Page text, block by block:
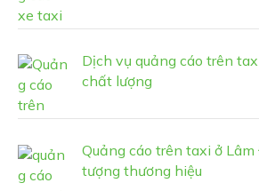
Dịch vụ quảng cáo trên
chất lượng
Quảng cáo trên taxi ở
tượng thương hiệu